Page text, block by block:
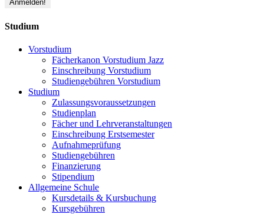
Studium
Vorstudium
Fächerkanon Vorstudium Jazz
Einschreibung Vorstudium
Studiengebühren Vorstudium
Studium
Zulassungsvoraussetzungen
Studienplan
Fächer und Lehrveranstaltungen
Einschreibung Erstsemester
Aufnahmeprüfung
Studiengebühren
Finanzierung
Stipendium
Allgemeine Schule
Kursdetails & Kursbuchung
Kursgebühren